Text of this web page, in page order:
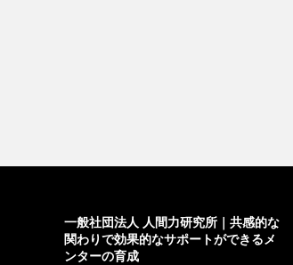
一般社団法人 人間力研究所｜共感的な
関わりで効果的なサポートができるメ
ンターの育成